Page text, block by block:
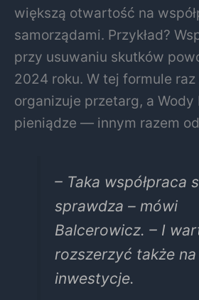
większą otwartość na
samorządami. Przykład?
przy usuwaniu skutków
2024 roku. W tej formule raz
organizuje przetarg, a Wody
pieniądze — innym razem
– Taka współpraca
sprawdza – mówi
Balcerowicz. – I
rozszerzyć także na
inwestycje.